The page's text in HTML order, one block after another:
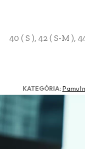
40 ( S ), 42 ( S-M ),
KATEGÓRIA: